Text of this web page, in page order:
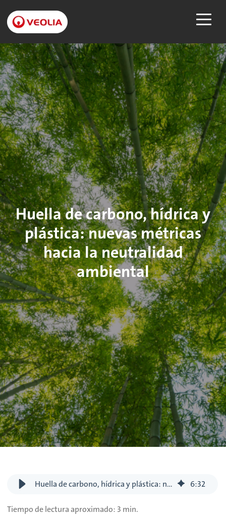
Huella de carbono, hídrica y
plástica: nuevas métricas
hacia la neutralidad
ambiental
Huella de carbono, hídrica y plástica: nuevas métricas hacia la neutralidad ambiental 6:32
Tiempo de lectura aproximado: 3 min.